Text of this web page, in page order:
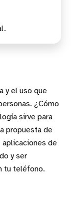
y el uso que
¿Cómo
sirve para
propuesta de
aplicaciones de
y ser
tu teléfono.